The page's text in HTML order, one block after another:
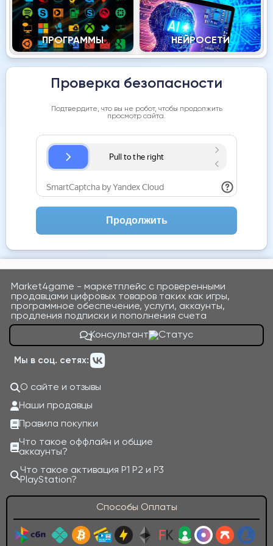
ПРОГРАММЫ НЕЙРОСЕТИ
Проверка безопасности
Подтвердите, что вы не робот, чтобы продолжить
просмотр сайта.
Продолжить
Market4game - маркетплейс с проверенными
продавцами цифровых товаров таких как игры,
программное обеспечение, услуги, аккаунты,
продления подписки и пополнения счета
Консультант
Мы в соц. сетях:
О сайте и отзывы
Наши продавцы
Правила покупки
Что такое оффлайн и общие
аккаунты?
Что такое активация P1 P2 и P3
PlayStation?
Способы Оплаты